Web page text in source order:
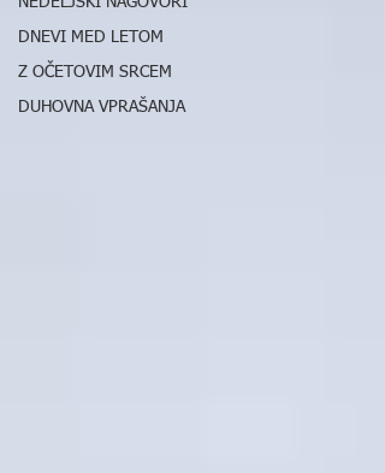
DNEVI MED LETOM
Z OČETOVIM SRCEM
DUHOVNA VPRAŠANJA